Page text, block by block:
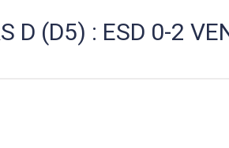
D (D5) : ESD 0-2